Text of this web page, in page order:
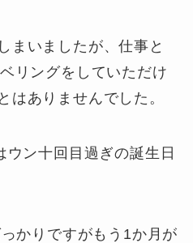
まいましたが、仕事と
リングをしていただけ
はありませんでした。
ウン十回目過ぎの誕生日
かりですがもう1か月が